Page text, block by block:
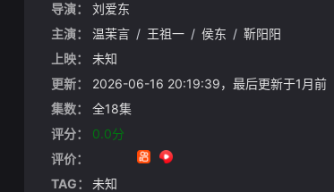
导演：
刘爱东
主演：
温茉言 / 王祖一 / 侯东 / 靳阳阳
上映：
未知
更新：
2026-06-16 20:19:39，最后更新于1月前
集数：
全18集
评分：
0.0分
评价：
TAG：
未知